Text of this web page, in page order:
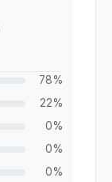
78%
22%
0%
0%
0%